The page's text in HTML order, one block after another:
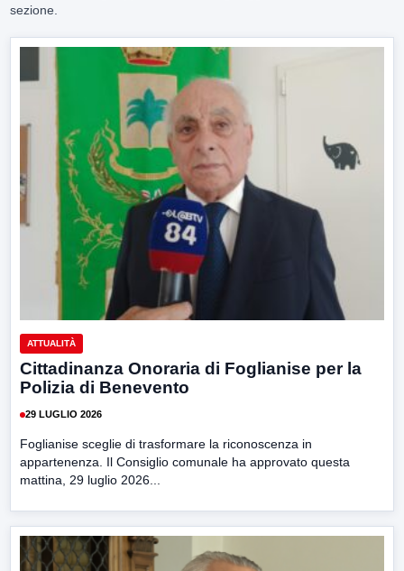
sezione.
ATTUALITÀ
Cittadinanza Onoraria di Foglianise per la
Polizia di Benevento
29 LUGLIO 2026
Foglianise sceglie di trasformare la riconoscenza in
appartenenza. Il Consiglio comunale ha approvato questa
mattina, 29 luglio 2026...